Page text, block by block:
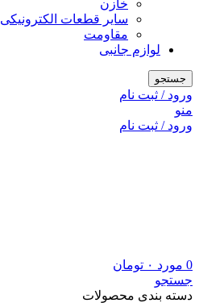
خازن
سایر قطعات الکترونیکی
مقاومت
لوازم جانبی
جستجو
ورود / ثبت نام
منو
ورود / ثبت نام
0 مورد ۰ تومان
جستجو
دسته بندی محصولات